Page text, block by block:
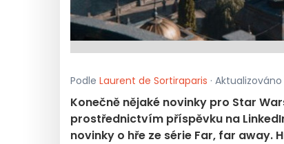
Podle Laurent de Sortiraparis ·
Konečně nějaké novinky pro Star
prostřednictvím příspěvku na
novinky o hře ze série Far, far away.